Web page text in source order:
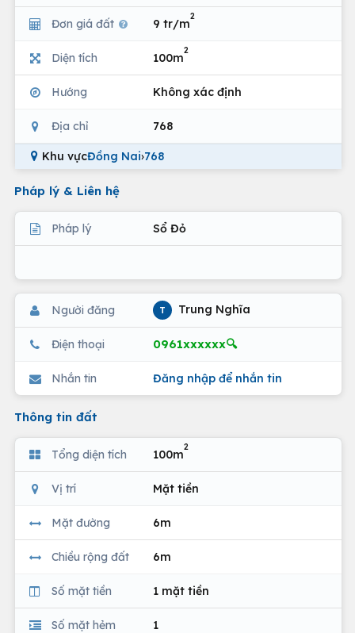
Đơn giá đất 9 tr/m
2
Diện tích 100m
2
Hướng Không xác định
Địa chỉ 768
Khu vựcĐồng Nai›768
Pháp lý & Liên hệ
Pháp lý Sổ Đỏ
Người đăng T Trung Nghĩa
Điện thoại 0961xxxxxx🔍
Nhắn tin Đăng nhập để nhắn tin
Thông tin đất
Tổng diện tích 100m
2
Vị trí Mặt tiền
Mặt đường 6m
Chiều rộng đất 6m
Số mặt tiền 1 mặt tiền
Số mặt hẻm 1